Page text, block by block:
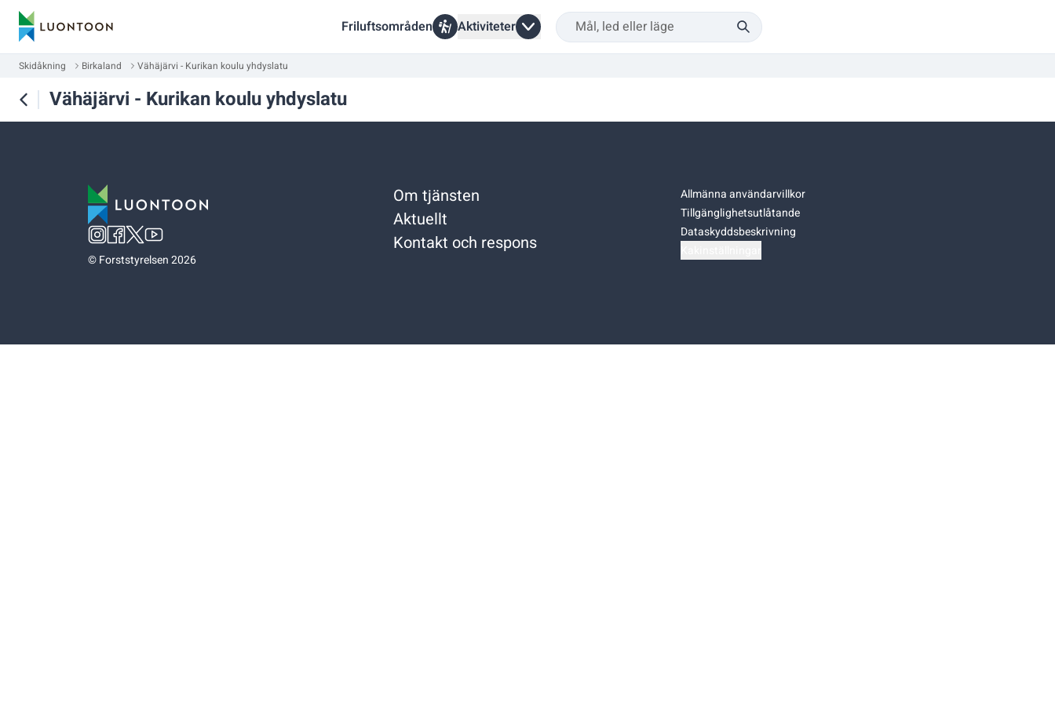
Friluftsområden Aktiviteter
Skidåkning Birkaland Vähäjärvi - Kurikan koulu yhdyslatu
Vähäjärvi - Kurikan koulu yhdyslatu
©Forststyrelsen 2026
Om tjänsten
Aktuellt
Kontakt och respons
Allmänna användarvillkor
Tillgänglighetsutlåtande
Dataskyddsbeskrivning